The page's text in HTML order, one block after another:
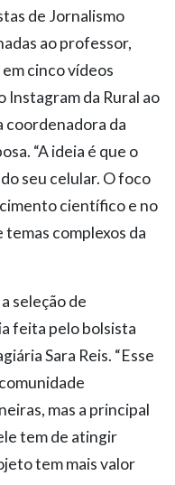
de Jornalismo
ao professor,
cinco vídeos
da Rural ao
coordenadora da
“A ideia é que o
seu celular. O foco
científico e no
temas complexos da
seleção de
feita pelo bolsista
Sara Reis. “Esse
mas a principal
tem de atingir
tem mais valor